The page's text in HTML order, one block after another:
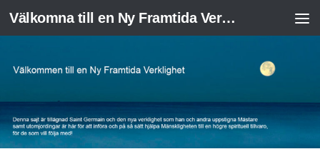
Skip to content Välkomna till en Ny Framtida Verklighet